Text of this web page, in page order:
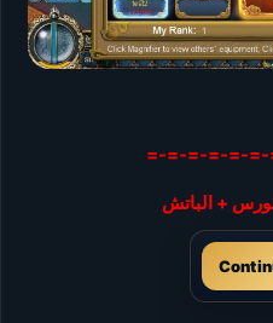
=-=-=-=-=-
+ الباتش